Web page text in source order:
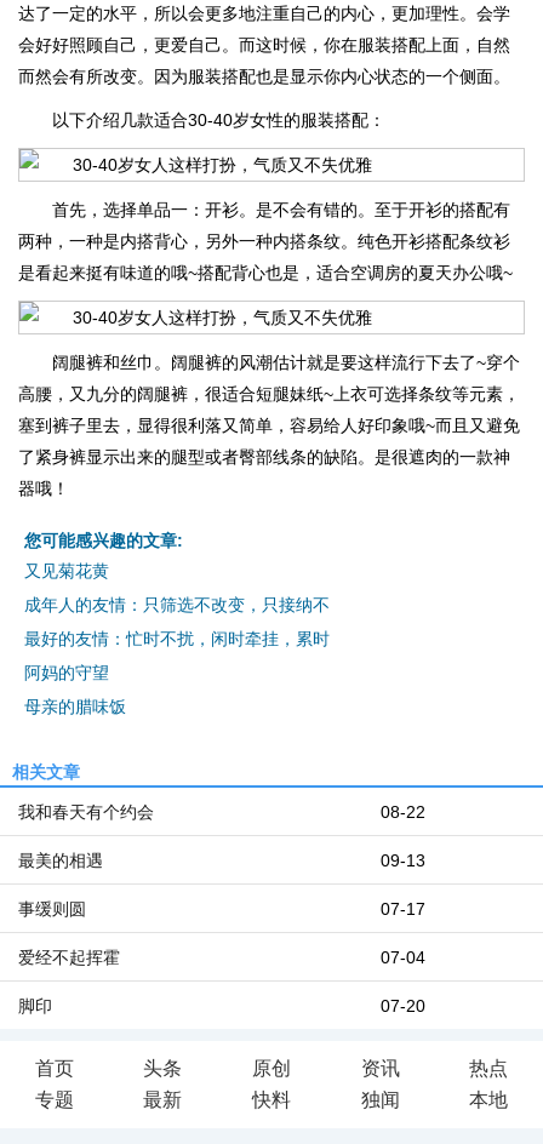
达了一定的水平，所以会更多地注重自己的内心，更加理性。会学
会好好照顾自己，更爱自己。而这时候，你在服装搭配上面，自然
而然会有所改变。因为服装搭配也是显示你内心状态的一个侧面。
以下介绍几款适合30-40岁女性的服装搭配：
首先，选择单品一：开衫。是不会有错的。至于开衫的搭配有
两种，一种是内搭背心，另外一种内搭条纹。纯色开衫搭配条纹衫
是看起来挺有味道的哦~搭配背心也是，适合空调房的夏天办公哦~
阔腿裤和丝巾。阔腿裤的风潮估计就是要这样流行下去了~穿个
高腰，又九分的阔腿裤，很适合短腿妹纸~上衣可选择条纹等元素，
塞到裤子里去，显得很利落又简单，容易给人好印象哦~而且又避免
了紧身裤显示出来的腿型或者臀部线条的缺陷。是很遮肉的一款神
器哦！
您可能感兴趣的文章:
又见菊花黄
成年人的友情：只筛选不改变，只接纳不
最好的友情：忙时不扰，闲时牵挂，累时
阿妈的守望
母亲的腊味饭
相关文章
08-22
我和春天有个约会
09-13
最美的相遇
07-17
事缓则圆
07-04
爱经不起挥霍
07-20
脚印
首页 头条 原创 资讯
热点
专题
最新 快料 独闻 本地